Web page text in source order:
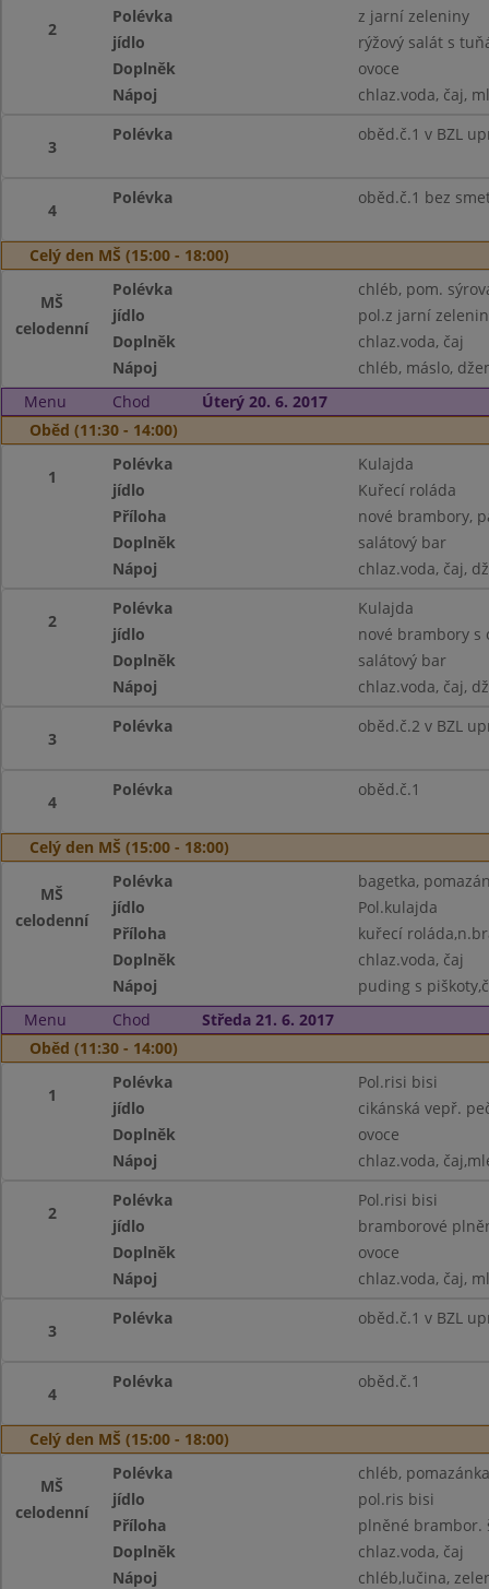
2
Polévka
z jarní zeleniny
jídlo
rýžový salát s
Doplněk
ovoce
Nápoj
chlaz.voda, čaj,
3
Polévka oběd.č.1 v BZL
4
Polévka oběd.č.1 bez
Celý den MŠ (15:00 - 18:00)
MŠ
celodenní
Polévka
chléb, pom.
jídlo
pol.z jarní
Doplněk
chlaz.voda, čaj
Nápoj
chléb, máslo,
Menu
Chod
Úterý 20. 6. 2017
Oběd (11:30 - 14:00)
1
Polévka
Kulajda
jídlo
Kuřecí roláda
Příloha
nové brambory,
Doplněk
salátový bar
Nápoj
chlaz.voda, čaj,
2
Polévka
Kulajda
jídlo
nové brambory s
Doplněk
salátový bar
Nápoj
chlaz.voda, čaj,
3
Polévka oběd.č.2 v BZL
4
Polévka oběd.č.1
Celý den MŠ (15:00 - 18:00)
MŠ
celodenní
Polévka
bagetka,
jídlo
Pol.kulajda
Příloha
kuřecí
Doplněk
chlaz.voda, čaj
Nápoj
puding s
Menu
Chod
Středa 21. 6. 2017
Oběd (11:30 - 14:00)
1
Polévka
Pol.risi bisi
jídlo
cikánská vepř.
Doplněk
ovoce
Nápoj
chlaz.voda,
2
Polévka
Pol.risi bisi
jídlo
bramborové
Doplněk
ovoce
Nápoj
chlaz.voda, čaj,
3
Polévka oběd.č.1 v BZL
4
Polévka oběd.č.1
Celý den MŠ (15:00 - 18:00)
MŠ
celodenní
Polévka
chléb,
jídlo
pol.ris bisi
Příloha
plněné brambor.
Doplněk
chlaz.voda, čaj
Nápoj
chléb,lučina,